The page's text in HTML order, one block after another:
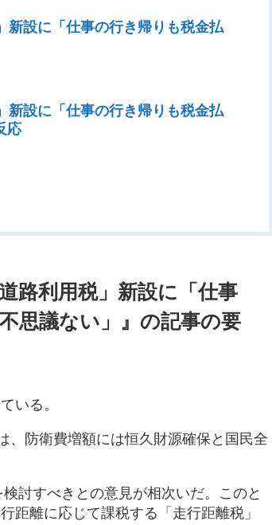
新設に「仕事の行き帰りも税金払
新設に「仕事の行き帰りも税金払
応
路利用税」新設に「仕事
思議ない」』の記事の要
いる。
、防衛費増額には恒久財源確保と国民全
討すべきとの意見が相次いだ。このと
距離に応じて課税する「走行距離税」